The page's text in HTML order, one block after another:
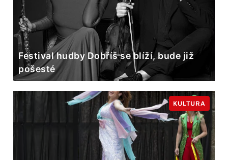
Festival hudby Dobříš se blíží, bude již
pošesté
KULTURA